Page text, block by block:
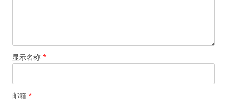
显示名称 *
邮箱 *